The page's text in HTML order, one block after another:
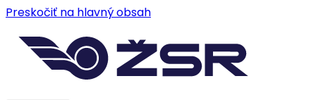
Preskočiť na hlavný obsah